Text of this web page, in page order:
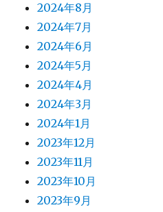
2024年8月
2024年7月
2024年6月
2024年5月
2024年4月
2024年3月
2024年1月
2023年12月
2023年11月
2023年10月
2023年9月